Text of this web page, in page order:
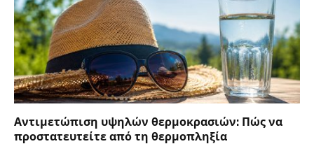
Αντιμετώπιση υψηλών θερμοκρασιών: Πώς να
προστατευτείτε από τη θερμοπληξία